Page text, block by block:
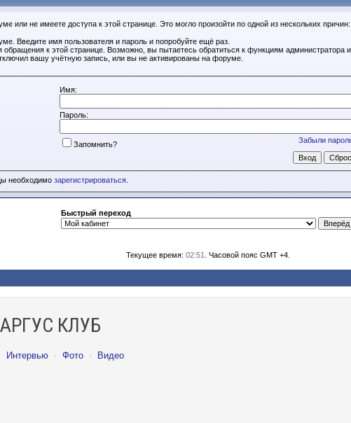
или не имеете доступа к этой странице. Это могло произойти по одной из нескольких причин:
Введите имя пользователя и пароль и попробуйте ещё раз.
обращения к этой странице. Возможно, вы пытаетесь обратиться к функциям администратора
вашу учётную запись, или вы не активированы на форуме.
Имя:
Пароль:
Забыли
Запомнить?
необходимо зарегистрироваться
Быстрый переход
Текущее время: 02:51 . Часовой пояс GMT +4.
КЛУБ
Интервью · Фото · Видео